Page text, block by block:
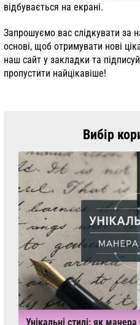
відбувається на екрані.
Запрошуємо вас слідкувати за
основі, щоб отримувати нові
наш сайт у закладки та
пропустити найцікавіше!
Вибір
Унікальні стилі: як